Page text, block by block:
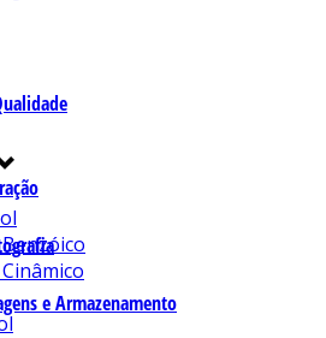
e Armazenamento